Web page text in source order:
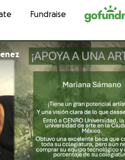
to contentFundraise